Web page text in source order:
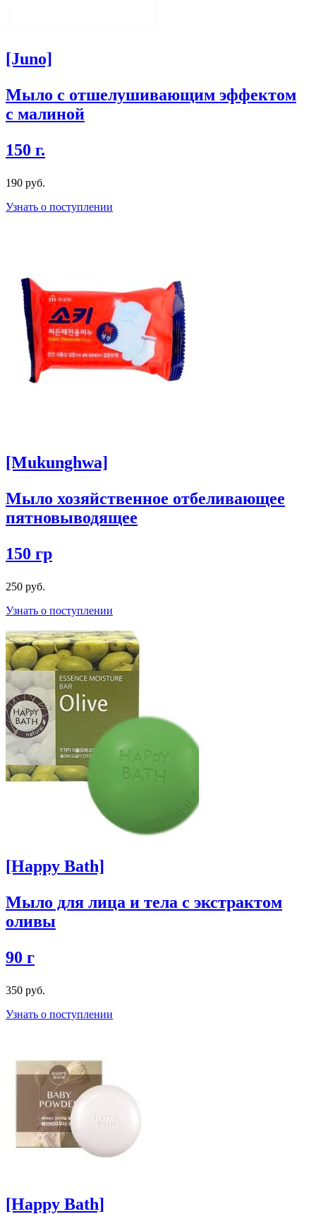
[Juno]
Мыло с отшелушивающим эффектом
с малиной
150 г.
190 руб.
Узнать о поступлении
[Mukunghwa]
Мыло хозяйственное отбеливающее
пятновыводящее
150 гр
250 руб.
Узнать о поступлении
[Happy Bath]
Мыло для лица и тела с экстрактом
оливы
90 г
350 руб.
Узнать о поступлении
[Happy Bath]